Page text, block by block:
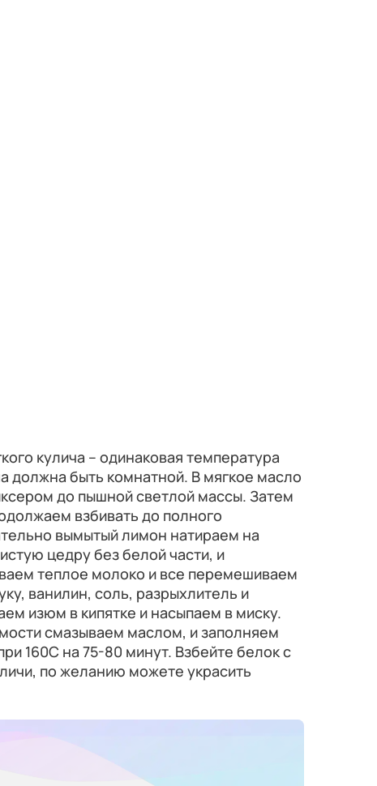
кулича – одинаковая температура
должна быть комнатной. В мягкое масло
до пышной светлой массы. Затем
взбивать до полного
вымытый лимон натираем на
цедру без белой части, и
теплое молоко и все перемешиваем
ванилин, соль, разрыхлитель и
изюм в кипятке и насыпаем в миску.
смазываем маслом, и заполняем
160С на 75-80 минут. Взбейте белок с
по желанию можете украсить